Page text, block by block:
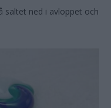
saltet ned i avloppet och